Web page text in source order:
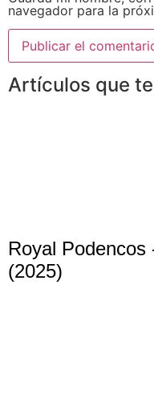
navegador para la
Artículos que
Royal
(2025)